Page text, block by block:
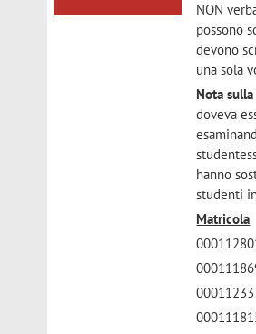
NON
possono
devono
una sola
Nota
doveva
hanno
studenti
Matricola